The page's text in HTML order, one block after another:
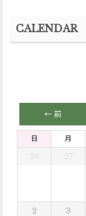
CALENDAR
← 前
日 月
2 3